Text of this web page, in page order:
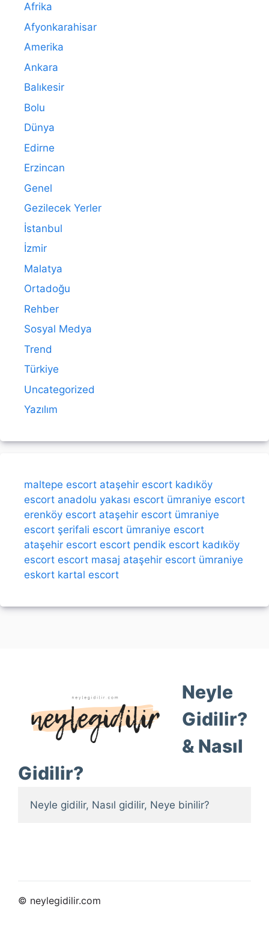
Afrika
Afyonkarahisar
Amerika
Ankara
Balıkesir
Bolu
Dünya
Edirne
Erzincan
Genel
Gezilecek Yerler
İstanbul
İzmir
Malatya
Ortadoğu
Rehber
Sosyal Medya
Trend
Türkiye
Uncategorized
Yazılım
maltepe escort ataşehir escort kadıköy
escort anadolu yakası escort ümraniye escort
erenköy escort ataşehir escort ümraniye
escort şerifali escort ümraniye escort
ataşehir escort escort pendik escort kadıköy
escort escort masaj ataşehir escort ümraniye
eskort kartal escort
Neyle
Gidilir?
& Nasıl
Gidilir?
Neyle gidilir, Nasıl gidilir, Neye binilir?
© neylegidilir.com